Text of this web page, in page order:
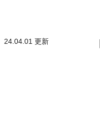
24.04.01 更新